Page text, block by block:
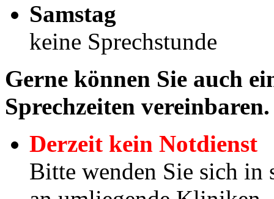
Samstag
keine Sprechstunde
Gerne können Sie auch
Sprechzeiten vereinbaren.
Derzeit kein Notdienst
Bitte wenden Sie sich in